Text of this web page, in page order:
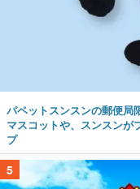
パペットスンスンの郵便局
マスコットや、スンスンが
プ
5